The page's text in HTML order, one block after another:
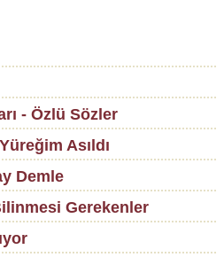
- Özlü Sözler
Asıldı
Demle
Gerekenler